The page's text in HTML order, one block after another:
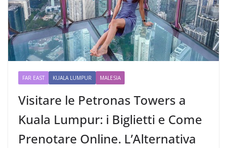
FAR EAST KUALA LUMPUR MALESIA
Visitare le Petronas Towers a
Kuala Lumpur: i Biglietti e Come
Prenotare Online. L’Alternativa